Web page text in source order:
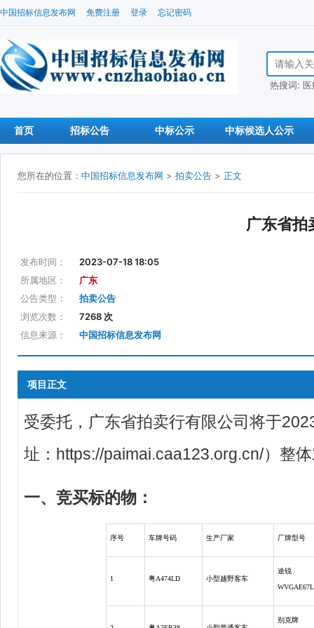
中国招标信息发布网 免费注册 登录 忘记密码
搜索招标信
热搜词:
首页 招标公告 中标公示 中标候选人公示
您所在的位置： 中国招标信息发布网 > 拍卖公告 > 正文
广东省拍
发布时间：
2023-07-18 18:05
所属地区：
广东
公告类型：
拍卖公告
浏览次数：
7268 次
信息来源：
中国招标信息发布网
项目正文